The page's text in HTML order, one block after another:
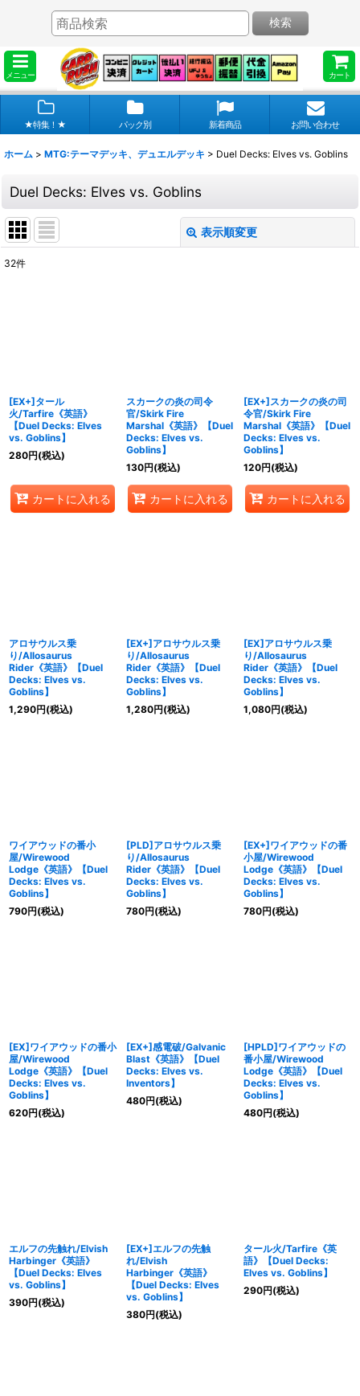
メニュー カート
検索
★特集！★ パック別 新着商品 お問い合わせ
ホーム > MTG:テーマデッキ、デュエルデッキ > Duel Decks: Elves vs. Goblins
Duel Decks: Elves vs. Goblins
表示順変更
絞り込む
32件
[EX+]タール
火/Tarfire《英語》
【Duel Decks: Elves
vs. Goblins】
280円(税込)
カートに入れる
スカークの炎の司令
官/Skirk Fire
Marshal《英語》【Duel
Decks: Elves vs.
Goblins】
130円(税込)
カートに入れる
[EX+]スカークの炎の司
令官/Skirk Fire
Marshal《英語》【Duel
Decks: Elves vs.
Goblins】
120円(税込)
カートに入れる
アロサウルス乗
り/Allosaurus
Rider《英語》【Duel
Decks: Elves vs.
Goblins】
1,290円(税込)
[EX+]アロサウルス乗
り/Allosaurus
Rider《英語》【Duel
Decks: Elves vs.
Goblins】
1,280円(税込)
[EX]アロサウルス乗
り/Allosaurus
Rider《英語》【Duel
Decks: Elves vs.
Goblins】
1,080円(税込)
ワイアウッドの番小
屋/Wirewood
Lodge《英語》【Duel
Decks: Elves vs.
Goblins】
790円(税込)
[PLD]アロサウルス乗
り/Allosaurus
Rider《英語》【Duel
Decks: Elves vs.
Goblins】
780円(税込)
[EX+]ワイアウッドの番
小屋/Wirewood
Lodge《英語》【Duel
Decks: Elves vs.
Goblins】
780円(税込)
[EX]ワイアウッドの番小
屋/Wirewood
Lodge《英語》【Duel
Decks: Elves vs.
Goblins】
620円(税込)
[EX+]感電破/Galvanic
Blast《英語》【Duel
Decks: Elves vs.
Inventors】
480円(税込)
[HPLD]ワイアウッドの
番小屋/Wirewood
Lodge《英語》【Duel
Decks: Elves vs.
Goblins】
480円(税込)
エルフの先触れ/Elvish
Harbinger《英語》
【Duel Decks: Elves
vs. Goblins】
390円(税込)
[EX+]エルフの先触
れ/Elvish
Harbinger《英語》
【Duel Decks: Elves
vs. Goblins】
380円(税込)
タール火/Tarfire《英
語》【Duel Decks:
Elves vs. Goblins】
290円(税込)